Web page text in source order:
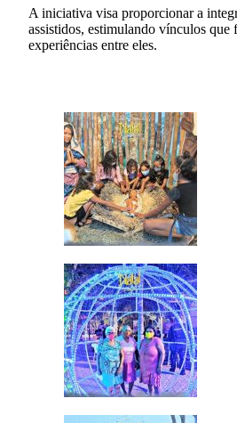
A iniciativa visa proporcionar a
assistidos, estimulando vínculos que
experiências entre eles.